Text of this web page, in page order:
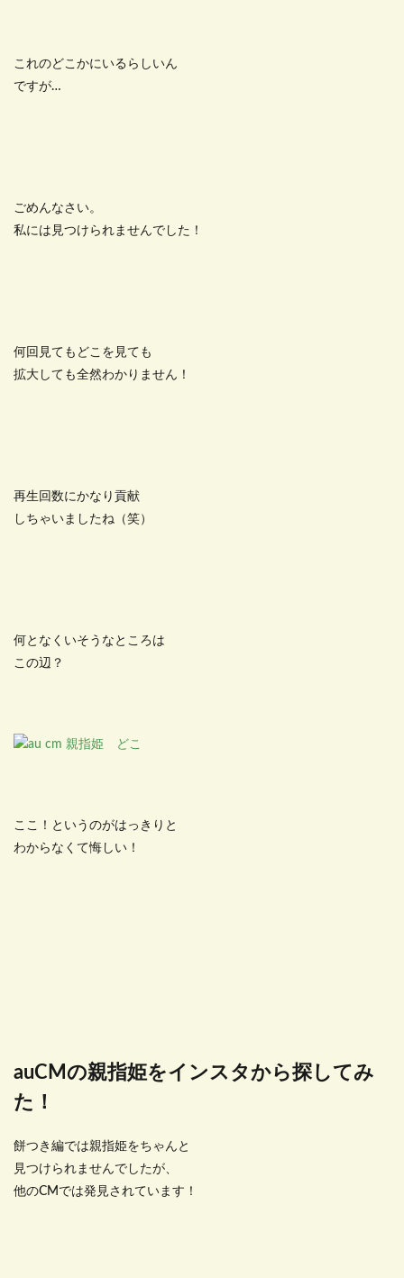
これのどこかにいるらしいん
ですが…
ごめんなさい。
私には見つけられませんでした！
何回見てもどこを見ても
拡大しても全然わかりません！
再生回数にかなり貢献
しちゃいましたね（笑）
何となくいそうなところは
この辺？
ここ！というのがはっきりと
わからなくて悔しい！
auCMの親指姫をインスタから探してみ
た！
餅つき編では親指姫をちゃんと
見つけられませんでしたが、
他のCMでは発見されています！